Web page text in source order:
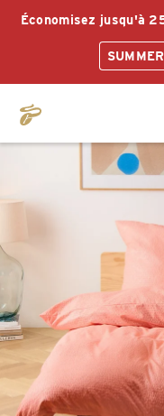
Économisez jusqu'à